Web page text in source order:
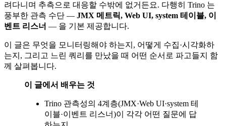
려다니며 추측으로 대응할 수밖에 없거든요. 다행히 Trino 는
풍부한 관측 수단 — JMX 메트릭, Web UI, system 테이블, 이
벤트 리스너 — 을 기본 제공합니다.
이 글은 무엇을 모니터링해야 하는지, 어떻게 수집·시각화하
는지, 그리고 느린 쿼리를 만났을 때 어떤 순서로 파고들지 함
께 살펴봅니다.
이 글에서 배우는 것
Trino 관측성의 4계층(JMX·Web UI·system 테
이블·이벤트 리스너)이 각각 어떤 질문에 답